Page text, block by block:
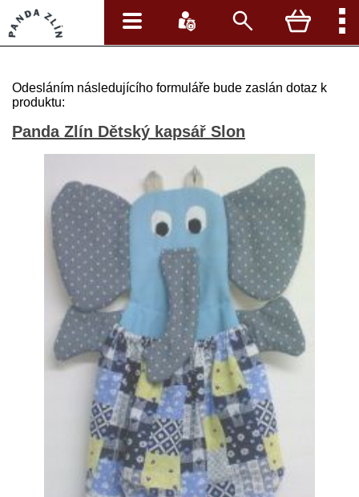
Odesláním následujícího formuláře bude zaslán dotaz k
produktu:
Panda Zlín Dětský kapsář Slon